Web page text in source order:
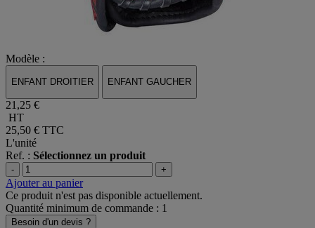
Modèle :
ENFANT DROITIER ENFANT GAUCHER
21,25 €
HT
25,50 € TTC
L'unité
Ref. : Sélectionnez un produit
- +
Ajouter au panier
Ce produit n'est pas disponible actuellement.
Quantité minimum de commande : 1
Besoin d'un devis ?